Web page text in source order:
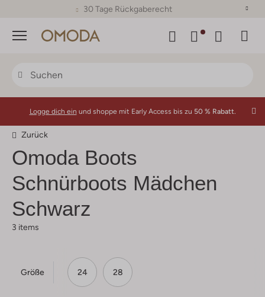
30 Tage Rückgaberecht
Menü
Logge dich ein und shoppe mit Early Access bis zu 50 % Rabatt.
Zurück
OmodaBoots
Schnürboots Mädchen
Schwarz
3 items
Größe 24 28